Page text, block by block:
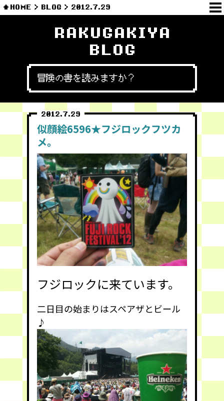
HOME BLOG 2012.7.29
RAKUGAKIYA
BLOG
冒険の書を読みますか？
2012.7.29
似顔絵6596★フジロックフツカ
メ。
フジロックに来ています。
二日目の始まりはスペアザとビール
♪